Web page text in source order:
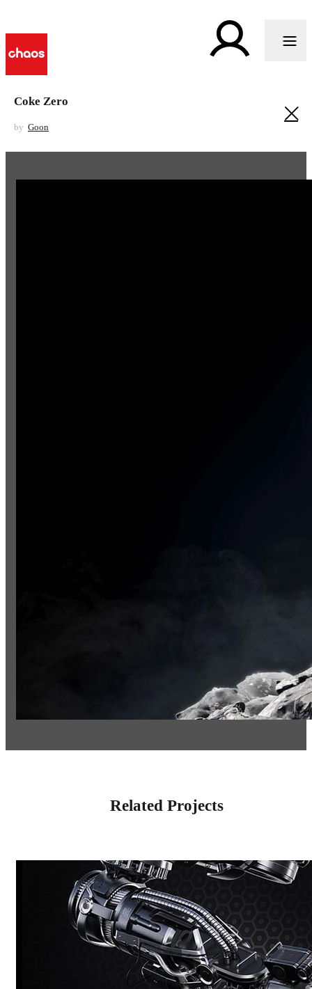
Coke Zero
by Goon
Related Projects